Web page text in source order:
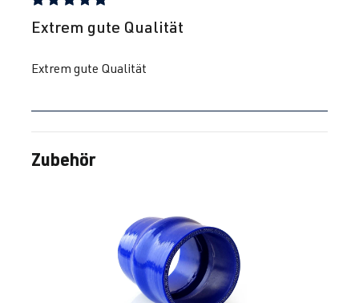
Bewertung mit 5 von 5 Sternen
Extrem gute Qualität
Extrem gute Qualität
Produktgalerie überspringen
Zubehör